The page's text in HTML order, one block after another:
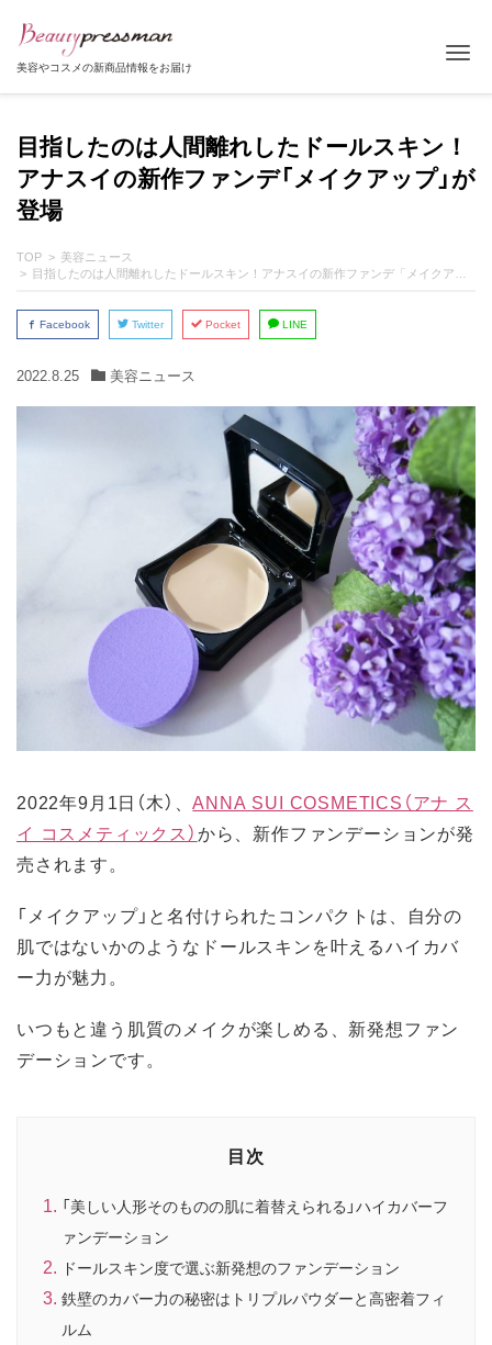
美容やコスメの新商品情報をお届け
目指したのは人間離れしたドールスキン！
アナスイの新作ファンデ「メイクアップ」が
登場
TOP
美容ニュース
目指したのは人間離れしたドールスキン！アナスイの新作ファンデ「メイクアップ」が登場
Facebook Twitter Pocket LINE
2022.8.25 美容ニュース
2022年9月1日（木）、ANNA SUI COSMETICS（アナ ス
イ コスメティックス）から、新作ファンデーションが発
売されます。
「メイクアップ」と名付けられたコンパクトは、自分の
肌ではないかのようなドールスキンを叶えるハイカバ
ー力が魅力。
いつもと違う肌質のメイクが楽しめる、新発想ファン
デーションです。
目次
「美しい人形そのものの肌に着替えられる」ハイカバーフ
ァンデーション
ドールスキン度で選ぶ新発想のファンデーション
鉄壁のカバー力の秘密はトリプルパウダーと高密着フィ
ルム